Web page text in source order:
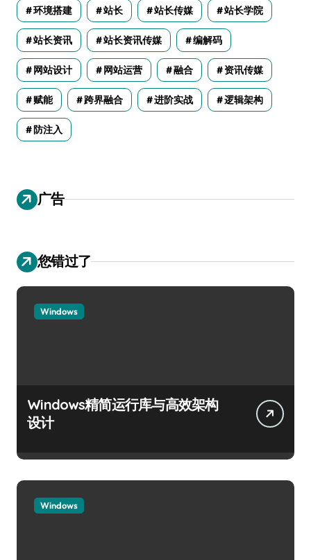
环境搭建 站长 站长传媒 站长学院
站长资讯 站长资讯传媒 编解码
网站设计 网站运营 融合 资讯传媒
赋能 跨界融合 进阶实战 逻辑架构
防注入
广告
您错过了
Windows
Windows精简运行库与高效架构
设计
Windows